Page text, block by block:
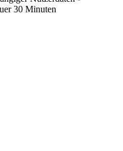
30 Minuten